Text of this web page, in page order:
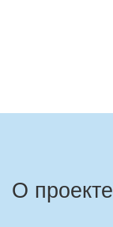
О проекте